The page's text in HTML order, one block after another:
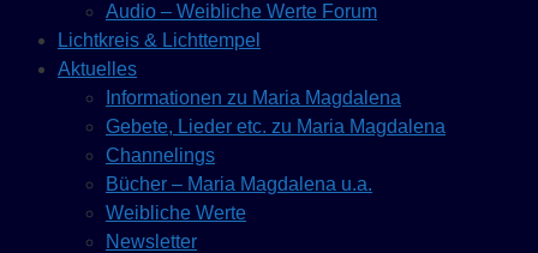
Audio – Weibliche Werte Forum
Lichtkreis & Lichttempel
Aktuelles
Informationen zu Maria Magdalena
Gebete, Lieder etc. zu Maria Magdalena
Channelings
Bücher – Maria Magdalena u.a.
Weibliche Werte
Newsletter